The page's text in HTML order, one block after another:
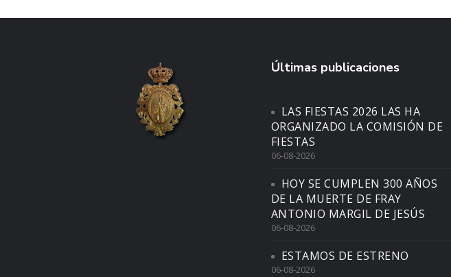
Últimas publicaciones
LAS FIESTAS 2026 LAS HA
ORGANIZADO LA COMISIÓN DE
FIESTAS
06-08-2026
HOY SE CUMPLEN 300 AÑOS
DE LA MUERTE DE FRAY
ANTONIO MARGIL DE JESÚS
06-08-2026
ESTAMOS DE ESTRENO
06-08-2026